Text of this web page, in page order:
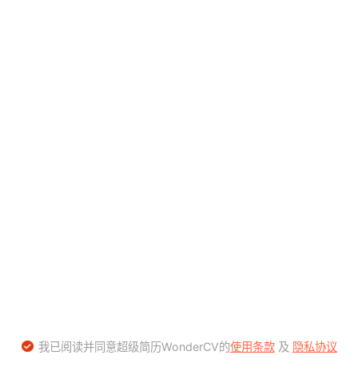
我已阅读并同意超级简历WonderCV的使用条款及 隐私协议